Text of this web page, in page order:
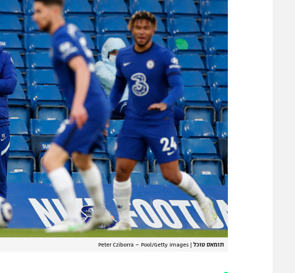
תומאס טוכל |
Peter Cziborra – Pool/Getty Images